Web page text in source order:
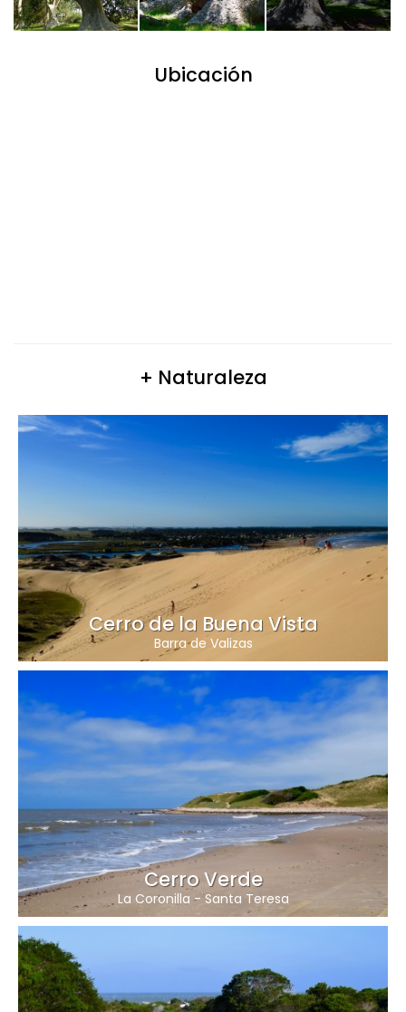
Ubicación
+ Naturaleza
Cerro de la Buena Vista
Barra de Valizas
Cerro Verde
La Coronilla -Santa Teresa